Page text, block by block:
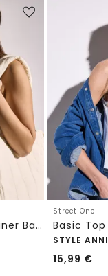
Basic Top aus reiner Baumwolle
Street One
STYLE ANNI
15,99 €